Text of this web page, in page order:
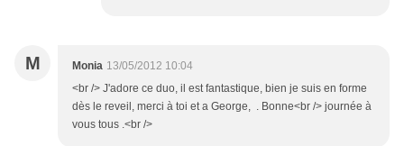
M Monia 13/05/2012 10:04
<br /> J'adore ce duo, il est fantastique, bien je suis en forme
dès le reveil, merci à toi et a George, . Bonne<br /> journée à
vous tous .<br />